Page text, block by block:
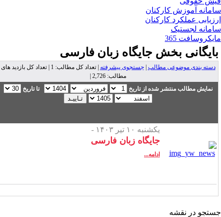
آموزش کارکنان
عملکرد کارکنان
لجستیک
365
بخشجایگاه زبان فارسی
دسته بندی موضوعی مطالب|جستجوی پیشرفته
| تعداد کل مطالب: 1 | تعداد کل بازدید های
مطالب: 2,726 |
نمایش مطالب منتشر شده از تاریخ
تا تاریخ
یکشنبه ۱۰ تیر ۱۴۰۳ -
جایگاه زبان فارسی
ادامه...
در نقشه